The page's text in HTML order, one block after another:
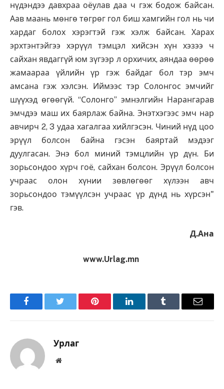
нүдэндээ давхраа оёулав даа ч гэж бодож байсан.
Аав маань мөнгө төгрөг гол биш хамгийн гол нь чи
хардаг болох хэрэгтэй гэж хэлж байсан. Харах
эрхтэнтэйгээ хэрүүл тэмцэл хийсэн хүн хэзээ ч
сайхан явдаггүй юм зүгээр л орхичих, аяндаа өөрөө
жамаараа үйлийн үр гэж байдаг бол тэр эмч
амсана гэж хэлсэн. Иймээс тэр Солонгос эмчийг
шүүхэд өгөөгүй. “Солонго” эмнэлгийн Нарангарав
эмчдээ маш их баярлаж байна. Энэтхэгээс эмч нар
авчирч 2, 3 удаа хагалгаа хийлгэсэн. Чиний нүд цоо
эрүүл болсон байна гэсэн баяртай мэдээг
дуулгасан. Энэ бол миний тэмцлийн үр дүн. Би
зорьсондоо хүрч гоё, сайхан болсон. Эрүүл болсон
учраас олон хүнии зөвлөгөөг хүлээн авч
зорьсондоо тэмүүлсэн учраас үр дүнд нь хүрсэн"
гэв.
Д.Ана
www.Urlag.mn
FacebookTwitter Pinterest LinkedInTumblr Имэйл
Урлаг
Вэбсайт